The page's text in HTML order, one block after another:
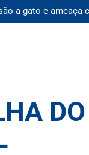
a gato e ameaça
da Enseada Guarujá
DO